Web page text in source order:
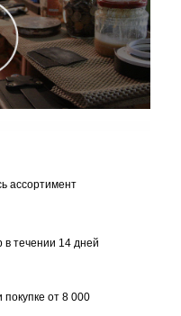
ассортимент
в течении 14 дней
покупке от 8 000